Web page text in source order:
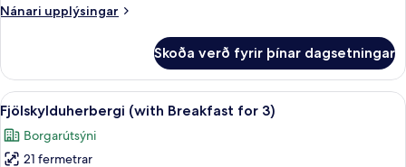
Breakfast
Nánari upplýsingar
Nánari
herbergi
fyrir
þrjá
(with
Breakfast
for
Skoða verð fyrir þínar dagsetningar
Skoða
allar
myndir
fyrir
7
Fjölskylduherbergi (with Breakfast for 3)
Borgarútsýni
21 fermetrar